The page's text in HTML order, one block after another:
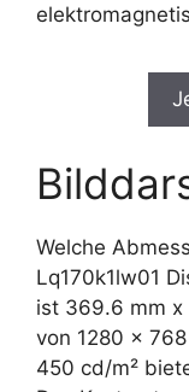
Welche
Lq170k1lw01
ist 369.6 mm x
von 1280 x
450 cd/m²